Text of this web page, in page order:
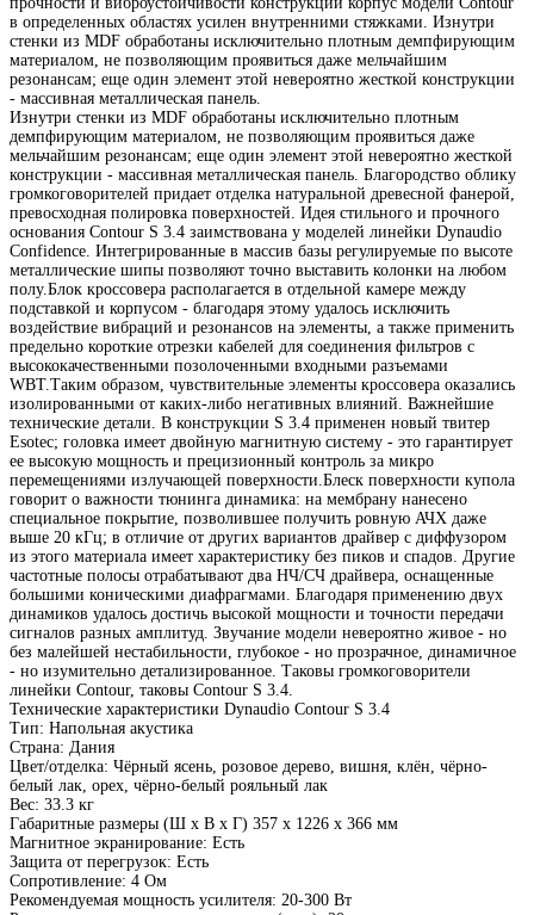
в определенных областях усилен внутренними стяжками. Изнутри
стенки из MDF обработаны исключительно плотным демпфирующим
материалом, не позволяющим проявиться даже мельчайшим
резонансам; еще один элемент этой невероятно жесткой конструкции
- массивная металлическая панель.
Изнутри стенки из MDF обработаны исключительно плотным
демпфирующим материалом, не позволяющим проявиться даже
мельчайшим резонансам; еще один элемент этой невероятно жесткой
конструкции - массивная металлическая панель. Благородство облику
громкоговорителей придает отделка натуральной древесной фанерой,
превосходная полировка поверхностей. Идея стильного и прочного
основания Contour S 3.4 заимствована у моделей линейки Dynaudio
Confidence. Интегрированные в массив базы регулируемые по высоте
металлические шипы позволяют точно выставить колонки на любом
полу.Блок кроссовера располагается в отдельной камере между
подставкой и корпусом - благодаря этому удалось исключить
воздействие вибраций и резонансов на элементы, а также применить
предельно короткие отрезки кабелей для соединения фильтров с
высококачественными позолоченными входными разъемами
WBT.Таким образом, чувствительные элементы кроссовера оказались
изолированными от каких-либо негативных влияний. Важнейшие
технические детали. В конструкции S 3.4 применен новый твитер
Esotec; головка имеет двойную магнитную систему - это гарантирует
ее высокую мощность и прецизионный контроль за микро
перемещениями излучающей поверхности.Блеск поверхности купола
говорит о важности тюнинга динамика: на мембрану нанесено
специальное покрытие, позволившее получить ровную АЧХ даже
выше 20 кГц; в отличие от других вариантов драйвер с диффузором
из этого материала имеет характеристику без пиков и спадов. Другие
частотные полосы отрабатывают два НЧ/СЧ драйвера, оснащенные
большими коническими диафрагмами. Благодаря применению двух
динамиков удалось достичь высокой мощности и точности передачи
сигналов разных амплитуд. Звучание модели невероятно живое - но
без малейшей нестабильности, глубокое - но прозрачное, динамичное
- но изумительно детализированное. Таковы громкоговорители
линейки Contour, таковы Contour S 3.4.
Технические характеристики Dynaudio Contour S 3.4
Тип: Напольная акустика
Страна: Дания
Цвет/отделка: Чёрный ясень, розовое дерево, вишня, клён, чёрно-
белый лак, орех, чёрно-белый рояльный лак
Вес: 33.3 кг
Габаритные размеры (Ш x В x Г) 357 x 1226 x 366 мм
Магнитное экранирование: Есть
Защита от перегрузок: Есть
Сопротивление: 4 Ом
Рекомендуемая мощность усилителя: 20-300 Вт